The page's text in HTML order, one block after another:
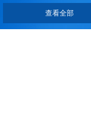
查看全部